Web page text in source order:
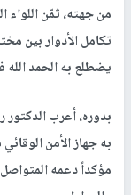
من جهته، ثمّن اللواء
تكامل الأدوار بين
يضطلع به الحمد
بدوره، أعرب الدكتور
به جهاز الأمن
مؤكداً دعمه